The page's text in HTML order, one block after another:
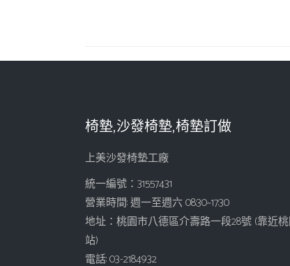
椅墊,沙發椅墊,椅墊訂做
上美沙發椅墊工廠
統一編號：31557431
營業時間: 週一至週六 08:30~17:30
地址：桃園市八德區介壽路一段28號 (靠近
站)
電話: 03-2184932